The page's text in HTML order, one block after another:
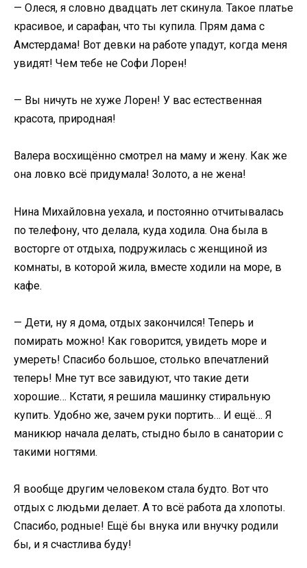
— Олеся, я словно двадцать лет скинула. Такое платье
красивое, и сарафан, что ты купила. Прям дама с
Амстердама! Вот девки на работе упадут, когда меня
увидят! Чем тебе не Софи Лорен!
— Вы ничуть не хуже Лорен! У вас естественная
красота, природная!
Валера восхищённо смотрел на маму и жену. Как же
она ловко всё придумала! Золото, а не жена!
Нина Михайловна уехала, и постоянно отчитывалась
по телефону, что делала, куда ходила. Она была в
восторге от отдыха, подружилась с женщиной из
комнаты, в которой жила, вместе ходили на море, в
кафе.
— Дети, ну я дома, отдых закончился! Теперь и
помирать можно! Как говорится, увидеть море и
умереть! Спасибо большое, столько впечатлений
теперь! Мне тут все завидуют, что такие дети
хорошие… Кстати, я решила машинку стиральную
купить. Удобно же, зачем руки портить… И ещё… Я
маникюр начала делать, стыдно было в санатории с
такими ногтями.
Я вообще другим человеком стала будто. Вот что
отдых с людьми делает. А то всё работа да хлопоты.
Спасибо, родные! Ещё бы внука или внучку родили
бы, и я счастлива буду!